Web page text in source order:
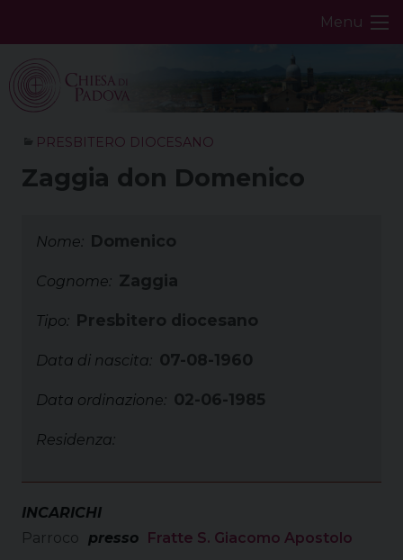
Menu
PRESBITERO DIOCESANO
Zaggia don Domenico
Nome: Domenico
Cognome: Zaggia
Tipo: Presbitero diocesano
Data di nascita: 07-08-1960
Data ordinazione: 02-06-1985
Residenza:
INCARICHI
Parroco
presso Fratte S. Giacomo Apostolo